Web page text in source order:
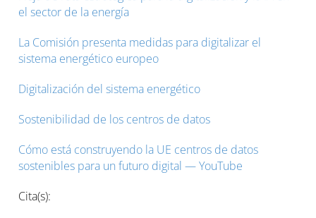
el sector de la energía
La Comisión presenta medidas para digitalizar el
sistema energético europeo
Digitalización del sistema energético
Sostenibilidad de los centros de datos
Cómo está construyendo la UE centros de datos
sostenibles para un futuro digital — YouTube
Cita(s):